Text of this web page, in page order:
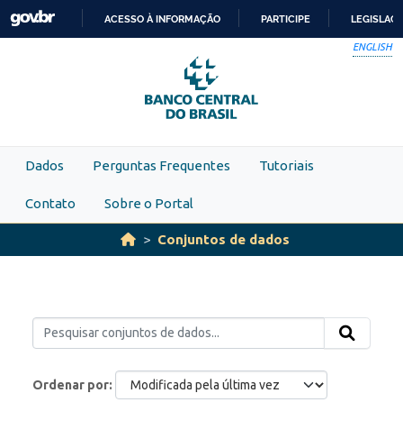
Skip to main content
PARA
O
CONTEÚDO
ACESSO À INFORMAÇÃO PARTICIPE
ENGLISH
Dados Perguntas Frequentes Tutoriais
Contato Sobre o Portal
Conjuntos de dados
Ordenar por